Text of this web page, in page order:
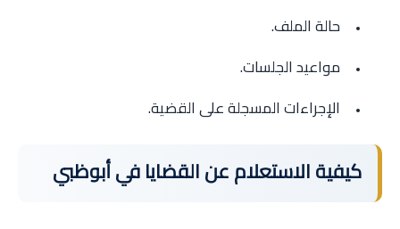
حالة الملف.
مواعيد الجلسات.
الإجراءات المسجلة على القضية.
كيفية الاستعلام عن القضايا في أبوظبي